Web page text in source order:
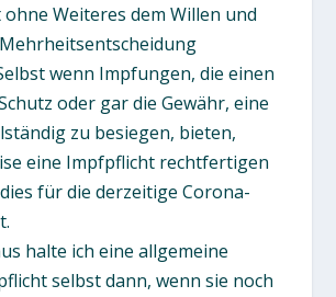
Weiteres dem Willen und
wenn Impfungen, die einen
oder gar die Gewähr, eine
zu besiegen, bieten,
eine Impfpflicht rechtfertigen
für die derzeitige Corona-
halte ich eine allgemeine
selbst dann, wenn sie noch